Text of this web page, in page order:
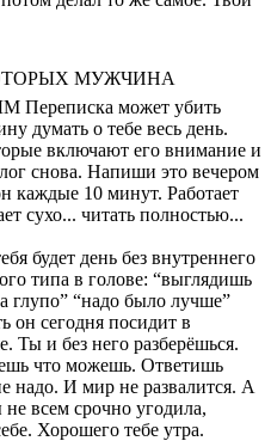
МУЖЧИНА
может убить
думать о тебе весь день.
включают его внимание и
снова. Напиши это вечером
каждые 10 минут. Работает
сухо... читать полностью...
будет день без внутреннего
типа в голове: “выглядишь
глупо” “надо было лучше”
он сегодня посидит в
Ты и без него разберёшься.
что можешь. Ответишь
надо. И мир не развалится. А
не всем срочно угодила,
Хорошего тебе утра.